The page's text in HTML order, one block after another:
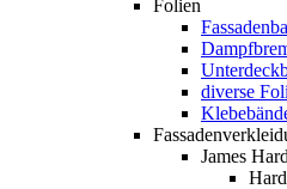
Folien
diverse
James